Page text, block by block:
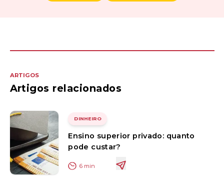
ARTIGOS
Artigos relacionados
DINHEIRO
Ensino superior privado: quanto
pode custar?
6 min